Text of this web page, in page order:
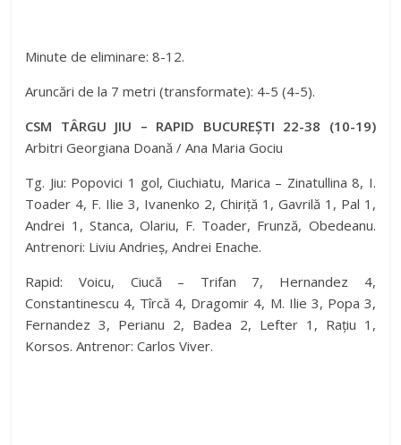
Minute de eliminare: 8-12.
Aruncări de la 7 metri (transformate): 4-5 (4-5).
CSM TÂRGU JIU – RAPID BUCUREȘTI 22-38 (10-19)
Arbitri Georgiana Doană / Ana Maria Gociu
Tg. Jiu: Popovici 1 gol, Ciuchiatu, Marica – Zinatullina 8, I.
Toader 4, F. Ilie 3, Ivanenko 2, Chiriță 1, Gavrilă 1, Pal 1,
Andrei 1, Stanca, Olariu, F. Toader, Frunză, Obedeanu.
Antrenori: Liviu Andrieș, Andrei Enache.
Rapid: Voicu, Ciucă – Trifan 7, Hernandez 4,
Constantinescu 4, Tîrcă 4, Dragomir 4, M. Ilie 3, Popa 3,
Fernandez 3, Perianu 2, Badea 2, Lefter 1, Rațiu 1,
Korsos. Antrenor: Carlos Viver.